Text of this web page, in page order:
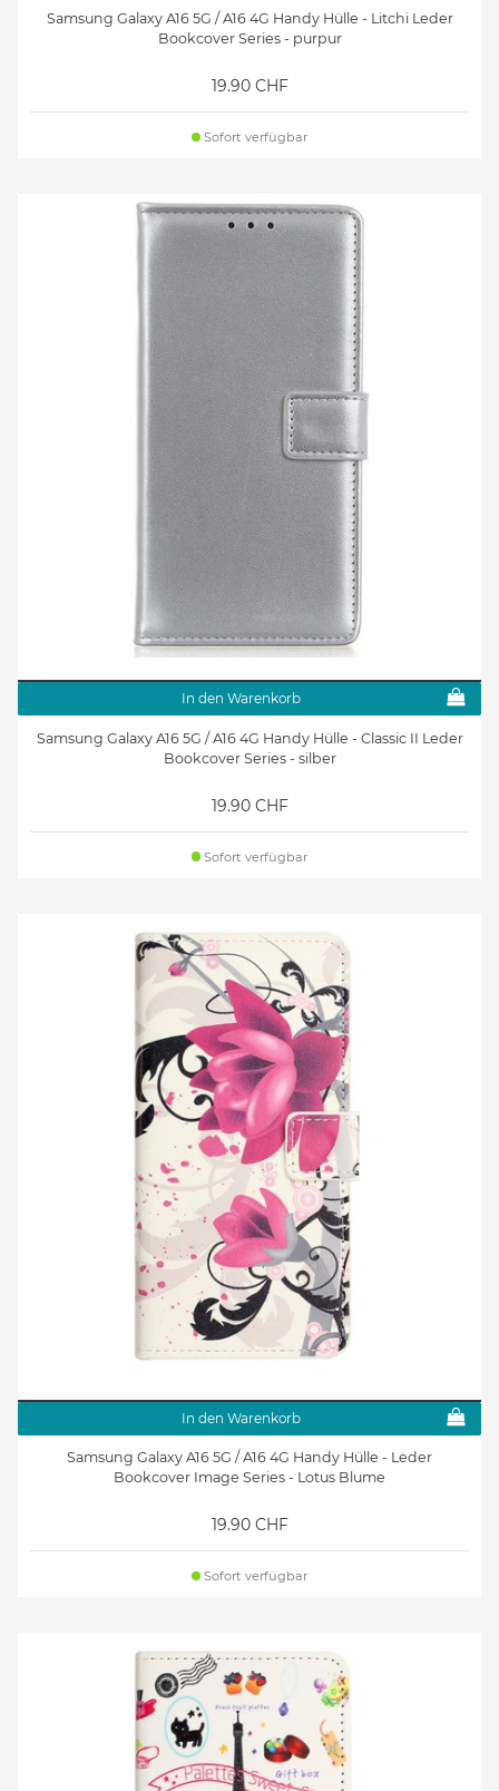
Samsung Galaxy A16 5G / A16 4G Handy Hülle - Litchi Leder
Bookcover Series - purpur
19.90 CHF
Sofort verfügbar
In den Warenkorb
Samsung Galaxy A16 5G / A16 4G Handy Hülle - Classic II Leder
Bookcover Series - silber
19.90 CHF
Sofort verfügbar
In den Warenkorb
Samsung Galaxy A16 5G / A16 4G Handy Hülle - Leder
Bookcover Image Series - Lotus Blume
19.90 CHF
Sofort verfügbar